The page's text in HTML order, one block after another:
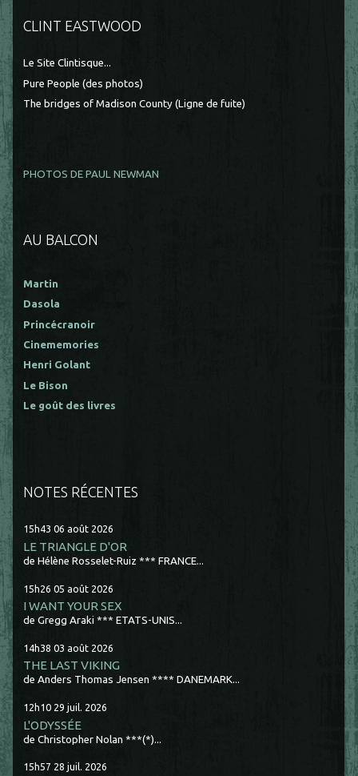
CLINT EASTWOOD
Le Site Clintisque...
Pure People (des photos)
The bridges of Madison County (Ligne de fuite)
PHOTOS DE PAUL NEWMAN
AU BALCON
Martin
Dasola
Princécranoir
Cinememories
Henri Golant
Le Bison
Le goût des livres
NOTES RÉCENTES
15h43 06 août 2026
LE TRIANGLE D'OR
de Hélène Rosselet-Ruiz *** FRANCE...
15h26 05 août 2026
I WANT YOUR SEX
de Gregg Araki *** ETATS-UNIS...
14h38 03 août 2026
THE LAST VIKING
de Anders Thomas Jensen **** DANEMARK...
12h10 29 juil. 2026
L'ODYSSÉE
de Christopher Nolan ***(*)...
15h57 28 juil. 2026